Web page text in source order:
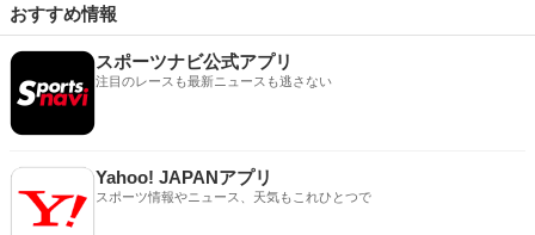
おすすめ情報
スポーツナビ公式アプリ
注目のレースも最新ニュースも逃さない
Yahoo! JAPANアプリ
スポーツ情報やニュース、天気もこれひとつで